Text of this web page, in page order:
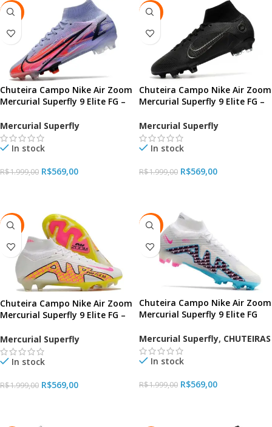
-72%
Chuteira Campo Nike Air Zoom
Mercurial Superfly 9 Elite FG –
Mercurial Superfly
In stock
R$1.999,00 R$569,00
-72%
Chuteira Campo Nike Air Zoom
Mercurial Superfly 9 Elite FG –
Mercurial Superfly
In stock
R$1.999,00 R$569,00
-72%
Chuteira Campo Nike Air Zoom
Mercurial Superfly 9 Elite FG –
Mercurial Superfly
In stock
R$1.999,00 R$569,00
-72%
Chuteira Campo Nike Air Zoom
Mercurial Superfly 9 Elite FG
Mercurial Superfly, CHUTEIRAS
In stock
R$1.999,00 R$569,00